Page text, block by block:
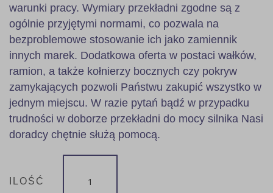
warunki pracy. Wymiary przekładni zgodne są z
ogólnie przyjętymi normami, co pozwala na
bezproblemowe stosowanie ich jako zamiennik
innych marek. Dodatkowa oferta w postaci wałków,
ramion, a także kołnierzy bocznych czy pokryw
zamykających pozwoli Państwu zakupić wszystko w
jednym miejscu. W razie pytań bądź w przypadku
trudności w doborze przekładni do mocy silnika Nasi
doradcy chętnie służą pomocą.
ILOŚĆ